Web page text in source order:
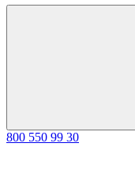
800 550 99 30